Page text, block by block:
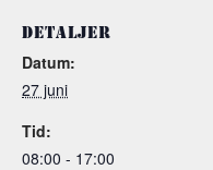
DETALJER
Datum:
27 juni
Tid:
08:00 - 17:00